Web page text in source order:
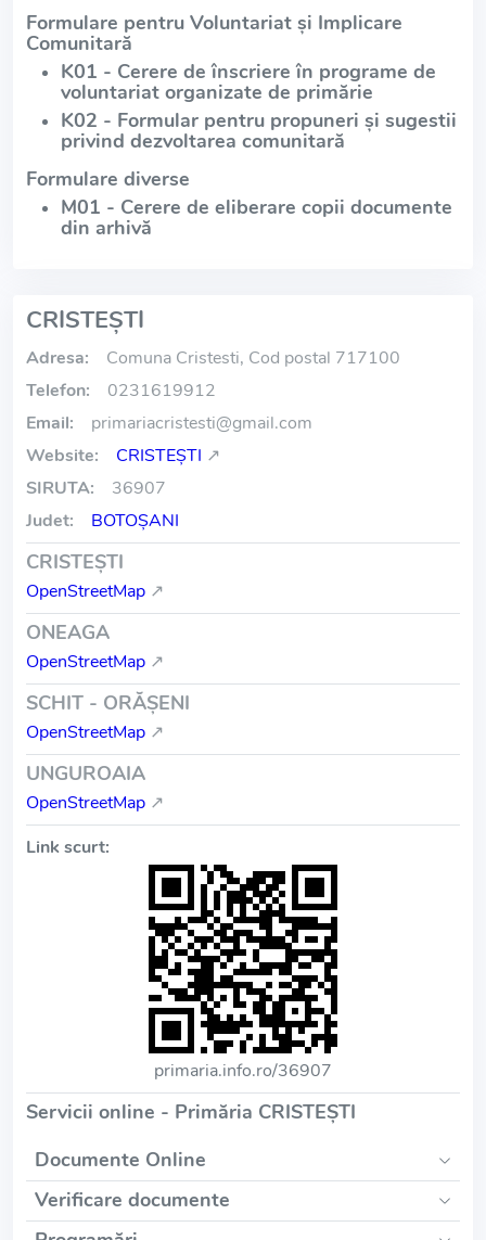
Formulare pentru Voluntariat și Implicare
Comunitară
K01 - Cerere de înscriere în programe de
voluntariat organizate de primărie
K02 - Formular pentru propuneri și sugestii
privind dezvoltarea comunitară
Formulare diverse
M01 - Cerere de eliberare copii documente
din arhivă
CRISTEŞTI
Adresa:
Comuna Cristesti, Cod postal 717100
Telefon:
0231619912
Email:
primariacristesti@gmail.com
Website:
CRISTEŞTI ↗
SIRUTA:
36907
Judet:
BOTOŞANI
CRISTEŞTI
OpenStreetMap ↗
ONEAGA
OpenStreetMap ↗
SCHIT - ORĂŞENI
OpenStreetMap ↗
UNGUROAIA
OpenStreetMap ↗
Link scurt:
primaria.info.ro/36907
Servicii online - Primăria CRISTEŞTI
Documente Online
Verificare documente